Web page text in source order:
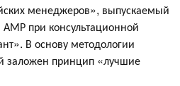
менеджеров», выпускаемый
при консультационной
В основу методологии
заложен принцип «лучшие